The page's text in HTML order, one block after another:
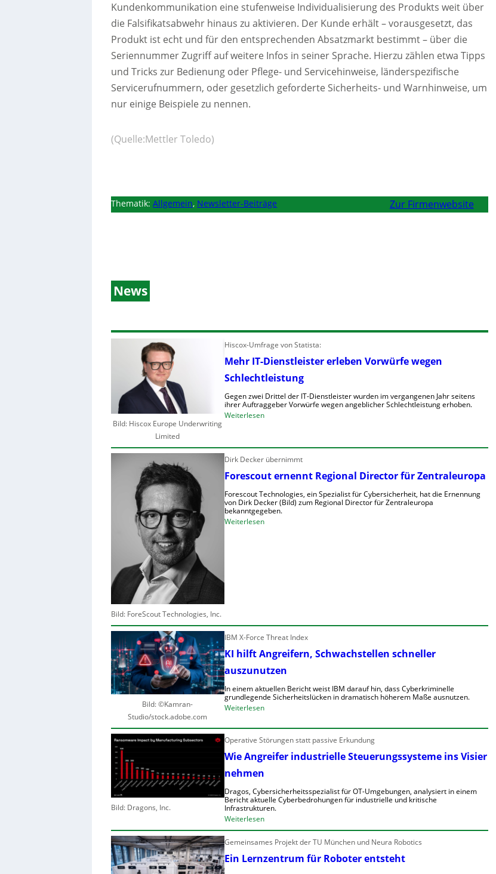
Kundenkommunikation eine stufenweise Individualisierung des Produkts weit über
die Falsifikatsabwehr hinaus zu aktivieren. Der Kunde erhält – vorausgesetzt, das
Produkt ist echt und für den entsprechenden Absatzmarkt bestimmt – über die
Seriennummer Zugriff auf weitere Infos in seiner Sprache. Hierzu zählen etwa Tipps
und Tricks zur Bedienung oder Pflege- und Servicehinweise, länderspezifische
Servicerufnummern, oder gesetzlich geforderte Sicherheits- und Warnhinweise, um
nur einige Beispiele zu nennen.
(Quelle:Mettler Toledo)
Thematik:Allgemein, Newsletter-Beiträge Zur Firmenwebsite
News
Bild: Hiscox Europe Underwriting
Limited
Hiscox-Umfrage von Statista:
Mehr IT-Dienstleister erleben Vorwürfe wegen
Schlechtleistung
Gegen zwei Drittel der IT-Dienstleister wurden im vergangenen Jahr seitens
ihrer Auftraggeber Vorwürfe wegen angeblicher Schlechtleistung erhoben.
Weiterlesen:
r
I
-
D
i
s
t
e
r
l
b
e
n
o
r
w
ü
r
f
Bild: ForeScout Technologies, Inc.
Dirk Decker übernimmt
Forescout ernennt Regional Director für Zentraleuropa
Forescout Technologies, ein Spezialist für Cybersicherheit, hat die Ernennung
von Dirk Decker (Bild) zum Regional Director für Zentraleuropa
bekanntgegeben.
Weiterlesen:
t
r
n
n
n
g
i
n
a
l
D
i
r
Bild: ©Kamran-
Studio/stock.adobe.com
IBM X-Force Threat Index
KI hilft Angreifern, Schwachstellen schneller
auszunutzen
In einem aktuellen Bericht weist IBM darauf hin, dass Cyberkriminelle
grundlegende Sicherheitslücken in dramatisch höherem Maße ausnutzen.
Weiterlesen:
I
h
i
t
A
n
g
r
e
Bild: Dragons, Inc.
Operative Störungen statt passive Erkundung
Wie Angreifer industrielle Steuerungssysteme ins Visier
nehmen
Dragos, Cybersicherheitsspezialist für OT-Umgebungen, analysiert in einem
Bericht aktuelle Cyberbedrohungen für industrielle und kritische
Infrastrukturen.
Weiterlesen:
W
i
e
Gemeinsames Projekt der TU München und Neura Robotics
Ein Lernzentrum für Roboter entsteht